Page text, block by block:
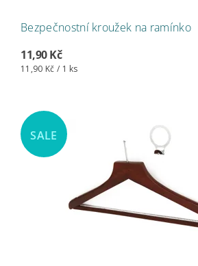
Bezpečnostní kroužek na ramínko
11,90 Kč
11,90 Kč / 1 ks
SALE